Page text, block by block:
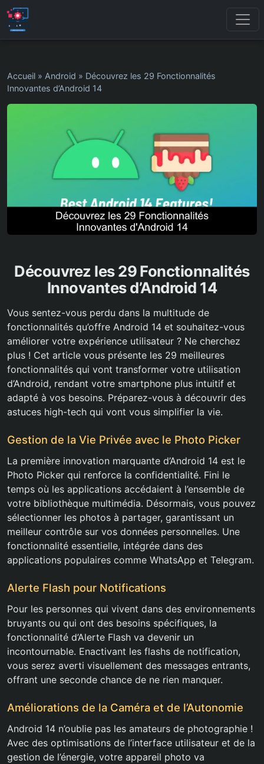
Accueil » Android » Découvrez les 29 Fonctionnalités
Innovantes d’Android 14
Découvrez les 29 Fonctionnalités
Innovantes d’Android 14
Vous sentez-vous perdu dans la multitude de
fonctionnalités qu’offre Android 14 et souhaitez-vous
améliorer votre expérience utilisateur ? Ne cherchez
plus ! Cet article vous présente les 29 meilleures
fonctionnalités qui vont transformer votre utilisation
d’Android, rendant votre smartphone plus intuitif et
adapté à vos besoins. Préparez-vous à découvrir des
astuces high-tech qui vont vous simplifier la vie.
Gestion de la Vie Privée avec le Photo Picker
La première innovation marquante d’Android 14 est le
Photo Picker qui renforce la confidentialité. Fini le
temps où les applications accédaient à l’ensemble de
votre bibliothèque multimédia. Désormais, vous pouvez
sélectionner les photos à partager, garantissant un
meilleur contrôle sur vos données personnelles. Une
fonctionnalité essentielle, intégrée dans des
applications populaires comme WhatsApp et Telegram.
Alerte Flash pour Notifications
Pour les personnes qui vivent dans des environnements
bruyants ou qui ont des besoins spécifiques, la
fonctionnalité d’Alerte Flash va devenir un
incontournable. Enactivant les flashs de notification,
vous serez averti visuellement des messages entrants,
offrant une seconde chance de ne rien manquer.
Améliorations de la Caméra et de l’Autonomie
Android 14 n’oublie pas les amateurs de photographie !
Avec des optimisations de l’interface utilisateur et de la
gestion de l’énergie, votre appareil photo va